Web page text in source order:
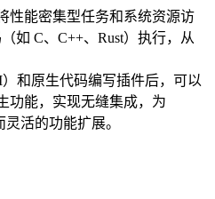
性能密集型任务和系统资源访
如 C、C++、Rust）执行，从
和原生代码编写插件后，可以
功能，实现无缝集成，为
活的功能扩展。